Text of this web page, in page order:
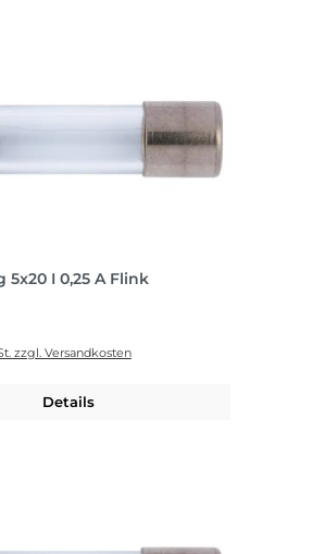
5x20 I 0,25 A Flink
zzgl. Versandkosten
Details